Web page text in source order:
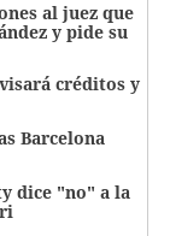
al juez que
y pide su
créditos y
Barcelona
dice "no" a la